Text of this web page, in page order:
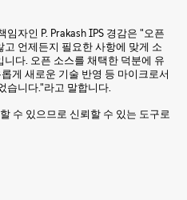
임자인 P. Prakash IPS 경감은 "오픈
언제든지 필요한 사항에 맞게 소
다. 오픈 소스를 채택한 덕분에 유
게 새로운 기술 반영 등 마이크로서
습니다."라고 말합니다.
수 있으므로 신뢰할 수 있는 도구로